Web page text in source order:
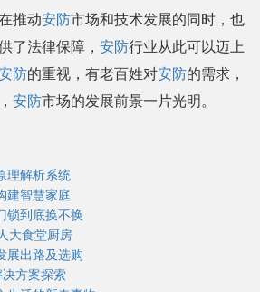
推动安防市场和技术发展的同时，也
了法律保障， 安防行业从此可以迈上
防的重视，有老百姓对安防的需求，
安防市场的发展前景一片光明。
理解析系统
建智慧家庭
锁到底换不换
大食堂厨房
展出路及选购
方案探索